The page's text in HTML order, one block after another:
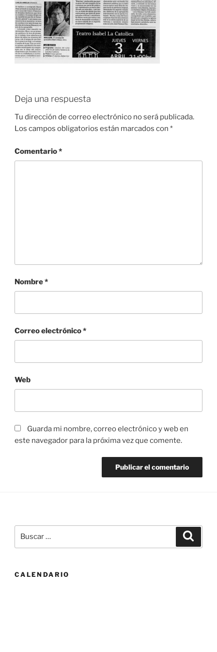
Deja una respuesta
Tu dirección de correo electrónico no será publicada.
Los campos obligatorios están marcados con *
Comentario*
Nombre*
Correo electrónico*
Web
Guarda mi nombre, correo electrónico y web en
este navegador para la próxima vez que comente.
por:
CALENDARIO